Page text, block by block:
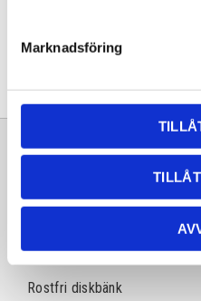
Marknadsföring
Sortiment
Natursten
Rostfri diskbänk